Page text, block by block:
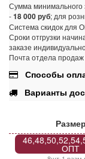
Сумма минимального
-18 000 руб; для
Система скидок для
Сроки отгрузки
заказе
Почта отдела
Способы
Варианты
Размер
ОПТ